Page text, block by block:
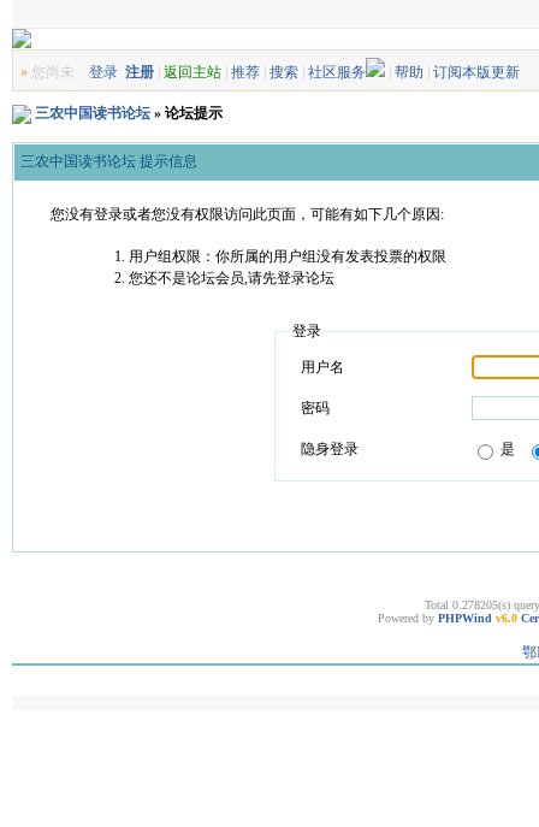
»您尚未 登录 注册| 返回主站| 推荐| 搜索| 社区服务 | 帮助 订阅本版更新
三农中国读书论坛» 论坛提示
三农中国读书论坛 提示信息
您没有登录或者您没有权限访问此页面，可能有如下几个原因:
用户组权限：你所属的用户组没有发表投票的权限
您还不是论坛会员,请先登录论坛
登录
用户名
密码
隐身登录 是
Total 0.278205(s)
Powered by PHPWind v6.0
鄂